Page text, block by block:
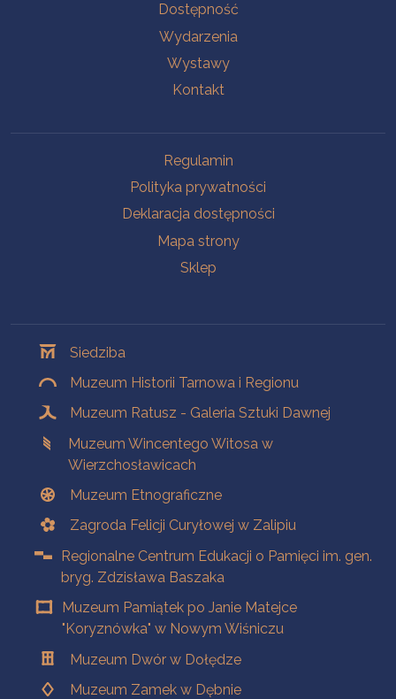
Dostępność
Wydarzenia
Wystawy
Kontakt
Regulamin
Polityka prywatności
Deklaracja dostępności
Mapa strony
Sklep
Siedziba
Muzeum Historii Tarnowa i Regionu
Muzeum Ratusz - Galeria Sztuki Dawnej
Muzeum Wincentego Witosa w
Wierzchosławicach
Muzeum Etnograficzne
Zagroda Felicji Curyłowej w Zalipiu
Regionalne Centrum Edukacji o Pamięci im. gen.
bryg. Zdzisława Baszaka
Muzeum Pamiątek po Janie Matejce
"Koryznówka" w Nowym Wiśniczu
Muzeum Dwór w Dołędze
Muzeum Zamek w Dębnie